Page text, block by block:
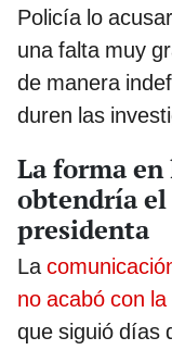
Policía lo
una falta muy
de manera
duren las
La forma en
obtendría
presidenta
La
no acabó con
que siguió días